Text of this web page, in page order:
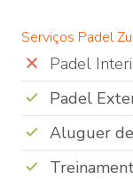
Serviços Padel
Padel
Padel
Aluguer